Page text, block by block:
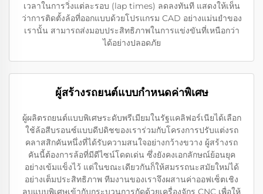
เวลาในการวิ่งแต่ละรอบ (lap times) ลดลงทันที แสดงให้เห็น
ว่าการติดตั้งล้อที่ออกแบบด้วยโปรแกรม CAD อย่างแม่นยำของ
เรานั้น สามารถส่งมอบประสิทธิภาพในการแข่งขันที่เหนือกว่า
ได้อย่างปลอดภัย
ผู้สร้างรถยนต์แบบกำหนดค่าพิเศษ
ผู้ผลิตรถยนต์แบบพิเศษระดับพรีเมียมในรัฐแคลิฟอร์เนียได้เลือก
ใช้ล้อสีบรอนซ์แบบดีปดิชของเราร่วมกับโครงการปรับแต่งรถ
คลาสสิกคันหนึ่งที่ได้รับความสนใจอย่างกว้างขวาง ผู้สร้างรถ
คันนี้ต้องการล้อที่มีดีไซน์โดดเด่น ซึ่งยังคงเอกลักษณ์ย้อนยุค
อย่างเข้มแข็งไว้ แต่ในขณะเดียวกันก็ให้สมรรถนะสมัยใหม่ได้
อย่างเต็มประสิทธิภาพ ทีมงานของเราจึงผสานค่าออฟเซ็ตเชิง
ลบแบบพิเศษเข้ากับกระบวนการกัดด้วยเครื่องจักร CNC เพื่อให้